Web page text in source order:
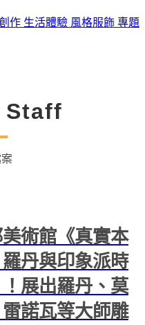
作 生活體驗 風格服飾 專題
Staff
術館《真實本
丹與印象派時
展出羅丹、莫
雷諾瓦等大師雕